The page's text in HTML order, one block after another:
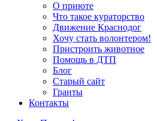
О приюте
Что такое кураторство
Движение Краснодог
Хочу стать волонтером!
Пристроить животное
Помощь в ДТП
Блог
Старый сайт
Гранты
Контакты